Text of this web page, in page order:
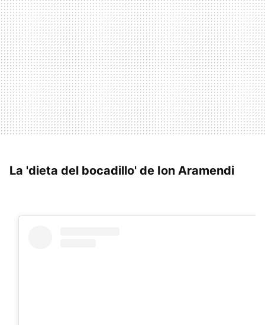
La 'dieta del bocadillo' de Ion Aramendi